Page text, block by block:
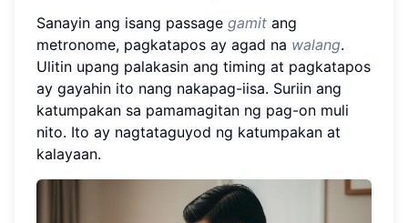
Sanayin ang isang passage gamit ang
metronome, pagkatapos ay agad na walang.
Ulitin upang palakasin ang timing at pagkatapos
ay gayahin ito nang nakapag-iisa. Suriin ang
katumpakan sa pamamagitan ng pag-on muli
nito. Ito ay nagtataguyod ng katumpakan at
kalayaan.